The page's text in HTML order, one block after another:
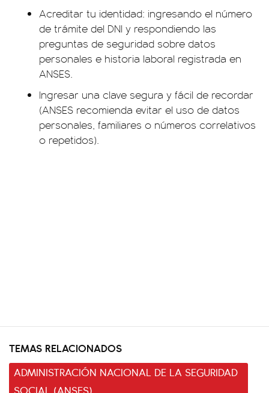
Acreditar tu identidad: ingresando el número
de trámite del DNI y respondiendo las
preguntas de seguridad sobre datos
personales e historia laboral registrada en
ANSES.
Ingresar una clave segura y fácil de recordar
(ANSES recomienda evitar el uso de datos
personales, familiares o números correlativos
o repetidos).
TEMAS RELACIONADOS
ADMINISTRACIÓN NACIONAL DE LA SEGURIDAD
SOCIAL (ANSES)